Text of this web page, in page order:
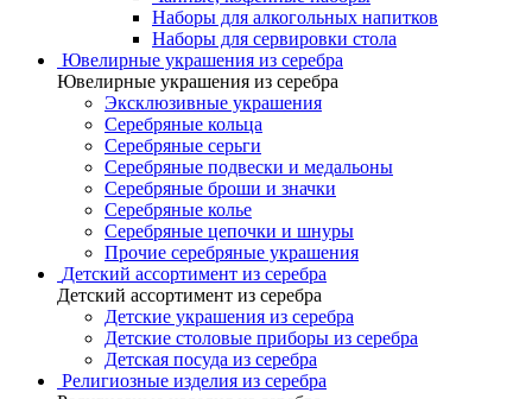
Наборы для алкогольных напитков
Наборы для сервировки стола
Ювелирные украшения из серебра
Ювелирные украшения из серебра
Эксклюзивные украшения
Серебряные кольца
Серебряные серьги
Серебряные подвески и медальоны
Серебряные броши и значки
Серебряные колье
Серебряные цепочки и шнуры
Прочие серебряные украшения
Детский ассортимент из серебра
Детский ассортимент из серебра
Детские украшения из серебра
Детские столовые приборы из серебра
Детская посуда из серебра
Религиозные изделия из серебра